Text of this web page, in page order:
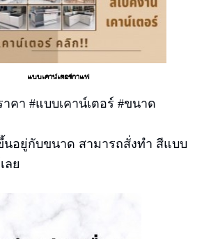
แบบเคาน์เตอร์กาแฟ
าคา #แบบเคาน์เตอร์ #ขนาด
นอยู่กับขนาด สามารถสั่งทำ สีแบบ
ลย